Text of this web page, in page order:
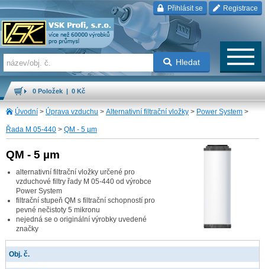
Přihlásit se Registrace
Hledat
0 Položek | 0 Kč
Úvodní > Úprava vzduchu > Alternativní filtrační vložky > Power System >
Řada M 05-440 > QM - 5 µm
QM - 5 µm
alternativní filtrační vložky určené pro
vzduchové filtry řady M 05-440 od výrobce
Power System
filtrační stupeň QM s filtrační schopností pro
pevné nečistoty 5 mikronu
nejedná se o originální výrobky uvedené
značky
Obj. č.